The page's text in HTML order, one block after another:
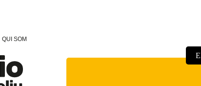
QUI SOM